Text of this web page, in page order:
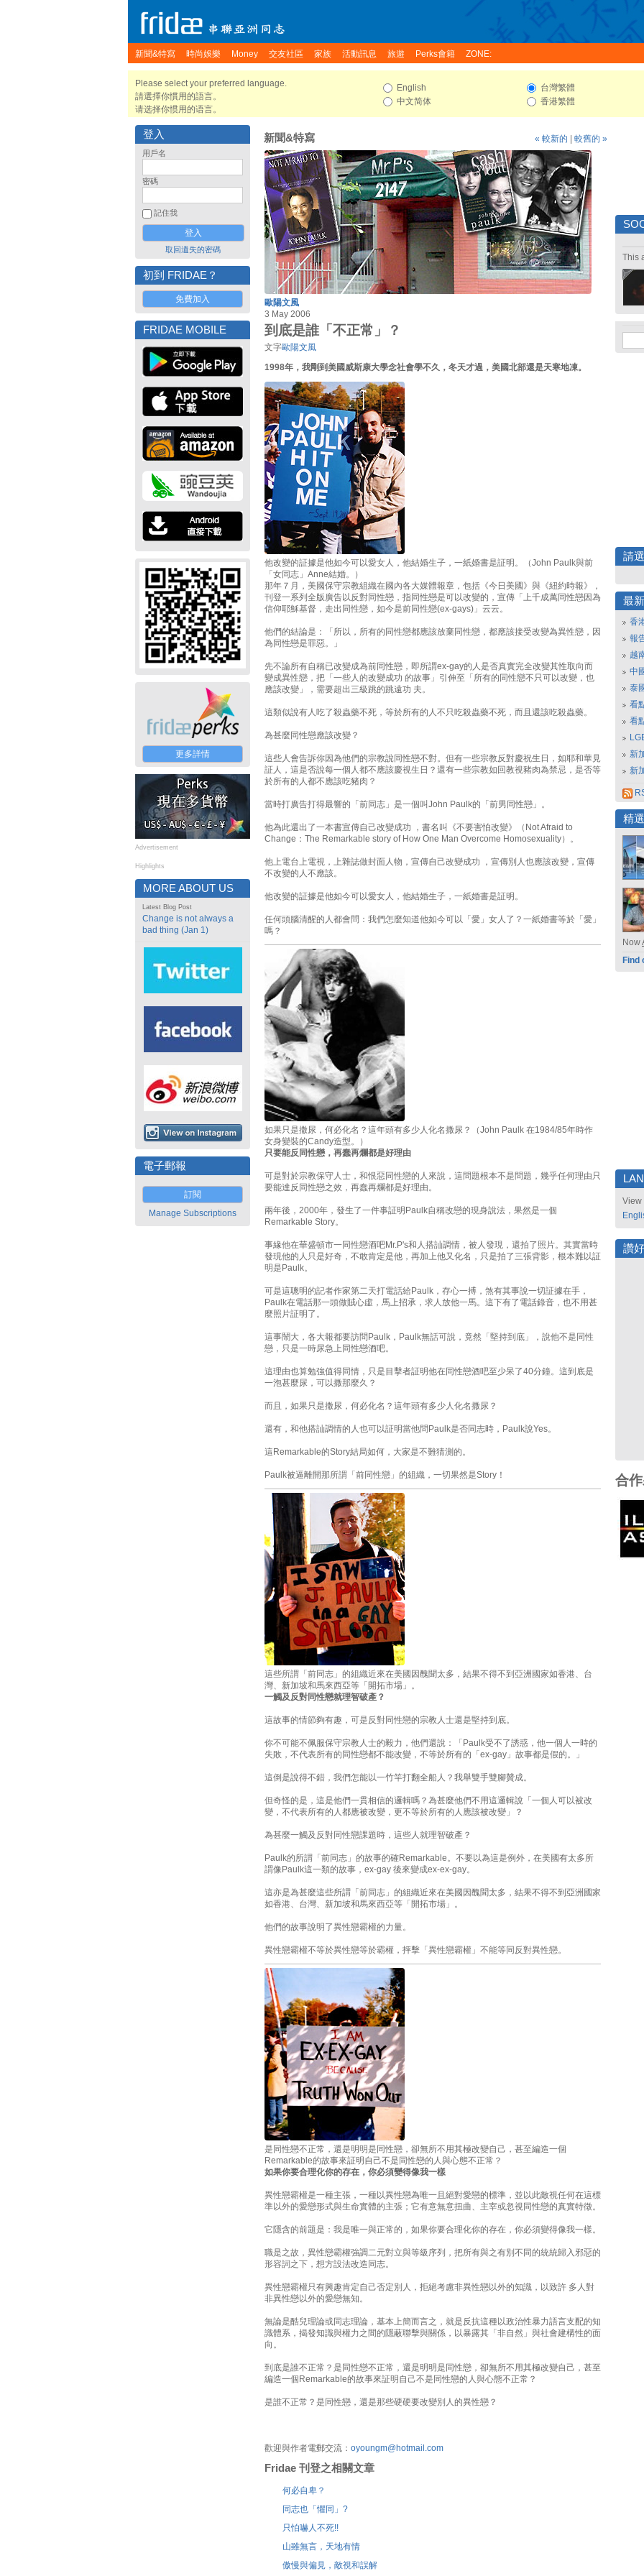
新聞&特寫 時尚娛樂 Money 交友社區 家族 活動訊息 旅遊 Perks會籍 ZONE:
Please select your preferred language.
請選擇你慣用的語言。
请选择你惯用的语言。
English
中文简体
台灣繁體
香港繁體
登入
用戶名
密碼
記住我
取回遺失的密碼
初到 FRIDAE？
免費加入
FRIDAE MOBILE
更多詳情
Advertisement
Highlights
MORE ABOUT US
Latest Blog Post
Change is not always a
bad thing (Jan 1)
電子郵報
訂閱
Manage Subscriptions
新聞&特寫 « 較新的 較舊的 »
歐陽文風
3 May 2006
到底是誰「不正常」？
文字歐陽文風
1998年，我剛到美國威斯康大學念社會學不久，冬天才過，美國北部還是天寒地凍。
他改變的証據是他如今可以愛女人，他結婚生子，一紙婚書是証明。（John Paulk與前
「女同志」Anne結婚。）
那年７月，美國保守宗教組織在國內各大媒體報章，包括《今日美國》與《紐約時報》，
刊登一系列全版廣告以反對同性戀，指同性戀是可以改變的，宣傳「上千成萬同性戀因為
信仰耶穌基督，走出同性戀，如今是前同性戀(ex-gays)」云云。
他們的結論是：「所以，所有的同性戀都應該放棄同性戀，都應該接受改變為異性戀，因
為同性戀是罪惡。」
先不論所有自稱已改變成為前同性戀，即所謂ex-gay的人是否真實完全改變其性取向而
變成異性戀，把「一些人的改變成功 的故事」引伸至「所有的同性戀不只可以改變，也
應該改變」，需要超出三級跳的跳遠功 夫。
這類似說有人吃了殺蟲藥不死，等於所有的人不只吃殺蟲藥不死，而且還該吃殺蟲藥。
為甚麼同性戀應該改變？
這些人會告訴你因為他們的宗教說同性戀不對。但有一些宗教反對慶祝生日，如耶和華見
証人，這是否說每一個人都不應該慶視生日？還有一些宗教如回教視豬肉為禁忌，是否等
於所有的人都不應該吃豬肉？
當時打廣告打得最響的「前同志」是一個叫John Paulk的「前男同性戀」。
他為此還出了一本書宣傳自己改變成功 ，書名叫《不要害怕改變》（Not Afraid to
Change：The Remarkable story of How One Man Overcome Homosexuality）。
他上電台上電視，上雜誌做封面人物，宣傳自己改變成功 ，宣傳別人也應該改變，宣傳
不改變的人不應該。
他改變的証據是他如今可以愛女人，他結婚生子，一紙婚書是証明。
任何頭腦清醒的人都會問：我們怎麼知道他如今可以「愛」女人了？一紙婚書等於「愛」
嗎？
如果只是撒尿，何必化名？這年頭有多少人化名撒尿？（John Paulk 在1984/85年時作
女身變裝的Candy造型。）
只要能反同性戀，再蠢再爛都是好理由
可是對於宗教保守人士，和恨惡同性戀的人來說，這問題根本不是問題，幾乎任何理由只
要能達反同性戀之效，再蠢再爛都是好理由。
兩年後，2000年，發生了一件事証明Paulk自稱改戀的現身說法，果然是一個
Remarkable Story。
事緣他在華盛頓市一同性戀酒吧Mr.P's和人搭訕調情，被人發現，還拍了照片。其實當時
發現他的人只是好奇，不敢肯定是他，再加上他又化名，只是拍了三張背影，根本難以証
明是Paulk。
可是這聰明的記者作家第二天打電話給Paulk，存心一搏，煞有其事說一切証據在手，
Paulk在電話那一頭做賊心虛，馬上招承，求人放他一馬。這下有了電話錄音，也不用甚
麼照片証明了。
這事鬧大，各大報都要訪問Paulk，Paulk無話可說，竟然「堅持到底」，說他不是同性
戀，只是一時尿急上同性戀酒吧。
這理由也算勉強值得同情，只是目擊者証明他在同性戀酒吧至少呆了40分鐘。這到底是
一泡甚麼尿，可以撒那麼久？
而且，如果只是撒尿，何必化名？這年頭有多少人化名撒尿？
還有，和他搭訕調情的人也可以証明當他問Paulk是否同志時，Paulk說Yes。
這Remarkable的Story結局如何，大家是不難猜測的。
Paulk被逼離開那所謂「前同性戀」的組織，一切果然是Story！
這些所謂「前同志」的組織近來在美國因醜聞太多，結果不得不到亞洲國家如香港、台
灣、新加坡和馬來西亞等「開拓市場」。
一觸及反對同性戀就理智破產？
這故事的情節夠有趣，可是反對同性戀的宗教人士還是堅持到底。
你不可能不佩服保守宗教人士的毅力，他們還說：「Paulk受不了誘惑，他一個人一時的
失敗，不代表所有的同性戀都不能改變，不等於所有的「ex-gay」故事都是假的。」
這倒是說得不錯，我們怎能以一竹竿打翻全船人？我舉雙手雙腳贊成。
但奇怪的是，這是他們一貫相信的邏輯嗎？為甚麼他們不用這邏輯說「一個人可以被改
變，不代表所有的人都應被改變，更不等於所有的人應該被改變」？
為甚麼一觸及反對同性戀課題時，這些人就理智破產？
Paulk的所謂「前同志」的故事的確Remarkable。不要以為這是例外，在美國有太多所
謂像Paulk這一類的故事，ex-gay 後來變成ex-ex-gay。
這亦是為甚麼這些所謂「前同志」的組織近來在美國因醜聞太多，結果不得不到亞洲國家
如香港、台灣、新加坡和馬來西亞等「開拓市場」。
他們的故事說明了異性戀霸權的力量。
異性戀霸權不等於異性戀等於霸權，抨擊「異性戀霸權」不能等同反對異性戀。
是同性戀不正常，還是明明是同性戀，卻無所不用其極改變自己，甚至編造一個
Remarkable的故事來証明自己不是同性戀的人與心態不正常？
如果你要合理化你的存在，你必須變得像我一樣
異性戀霸權是一種主張，一種以異性戀為唯一且絕對愛戀的標準，並以此敵視任何在這標
準以外的愛戀形式與生命實體的主張；它有意無意扭曲、主宰或忽視同性戀的真實特徵。
它隱含的前題是：我是唯一與正常的，如果你要合理化你的存在，你必須變得像我一樣。
職是之故，異性戀霸權強調二元對立與等級序列，把所有與之有別不同的統統歸入邪惡的
形容詞之下，想方設法改造同志。
異性戀霸權只有興趣肯定自己否定別人，拒絕考慮非異性戀以外的知識，以致許 多人對
非異性戀以外的愛戀無知。
無論是酷兒理論或同志理論，基本上簡而言之，就是反抗這種以政治性暴力語言支配的知
識體系，揭發知識與權力之間的隱蔽聯擊與關係，以暴露其「非自然」與社會建構性的面
向。
到底是誰不正常？是同性戀不正常，還是明明是同性戀，卻無所不用其極改變自己，甚至
編造一個Remarkable的故事來証明自己不是同性戀的人與心態不正常？
是誰不正常？是同性戀，還是那些硬硬要改變別人的異性戀？
歡迎與作者電郵交流： oyoungm@hotmail.com
Fridae 刊登之相關文章
何必自卑？
同志也「懼同」?
只怕嚇人不死!!
山雖無言，天地有情
傲慢與偏見，敵視和誤解
This
請
最
香
報
越
中
泰
看
看
新
新
精
Now
Find
View
讚好
合